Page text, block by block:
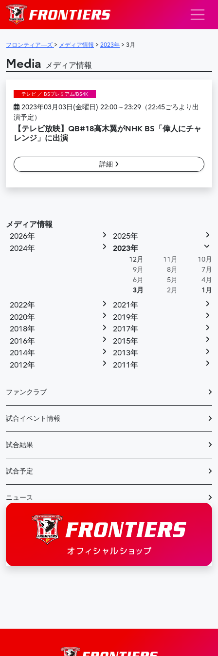
メインナビゲーション
フロンティア―ズ > メディア情報 > 2023年 > 3月
Media メディア情報
テレビ ／ BSプレミアム/BS4K
2023年03月03日(金曜日) 22:00～23:29（22:45ごろより出
演予定）
【テレビ放映】QB#18高木翼がNHK BS「偉人にチャ
レンジ」に出演
詳細
メディア情報
2026年
2025年
2024年
2023年
12月 11月
10月
9月
8月
7月
6月
5月
4月
3月
2月 1月
2022年
2021年
2020年
2019年
2018年
2017年
2016年
2015年
2014年
2013年
2012年
2011年
ファンクラブ
試合イベント情報
試合結果
試合予定
ニュース